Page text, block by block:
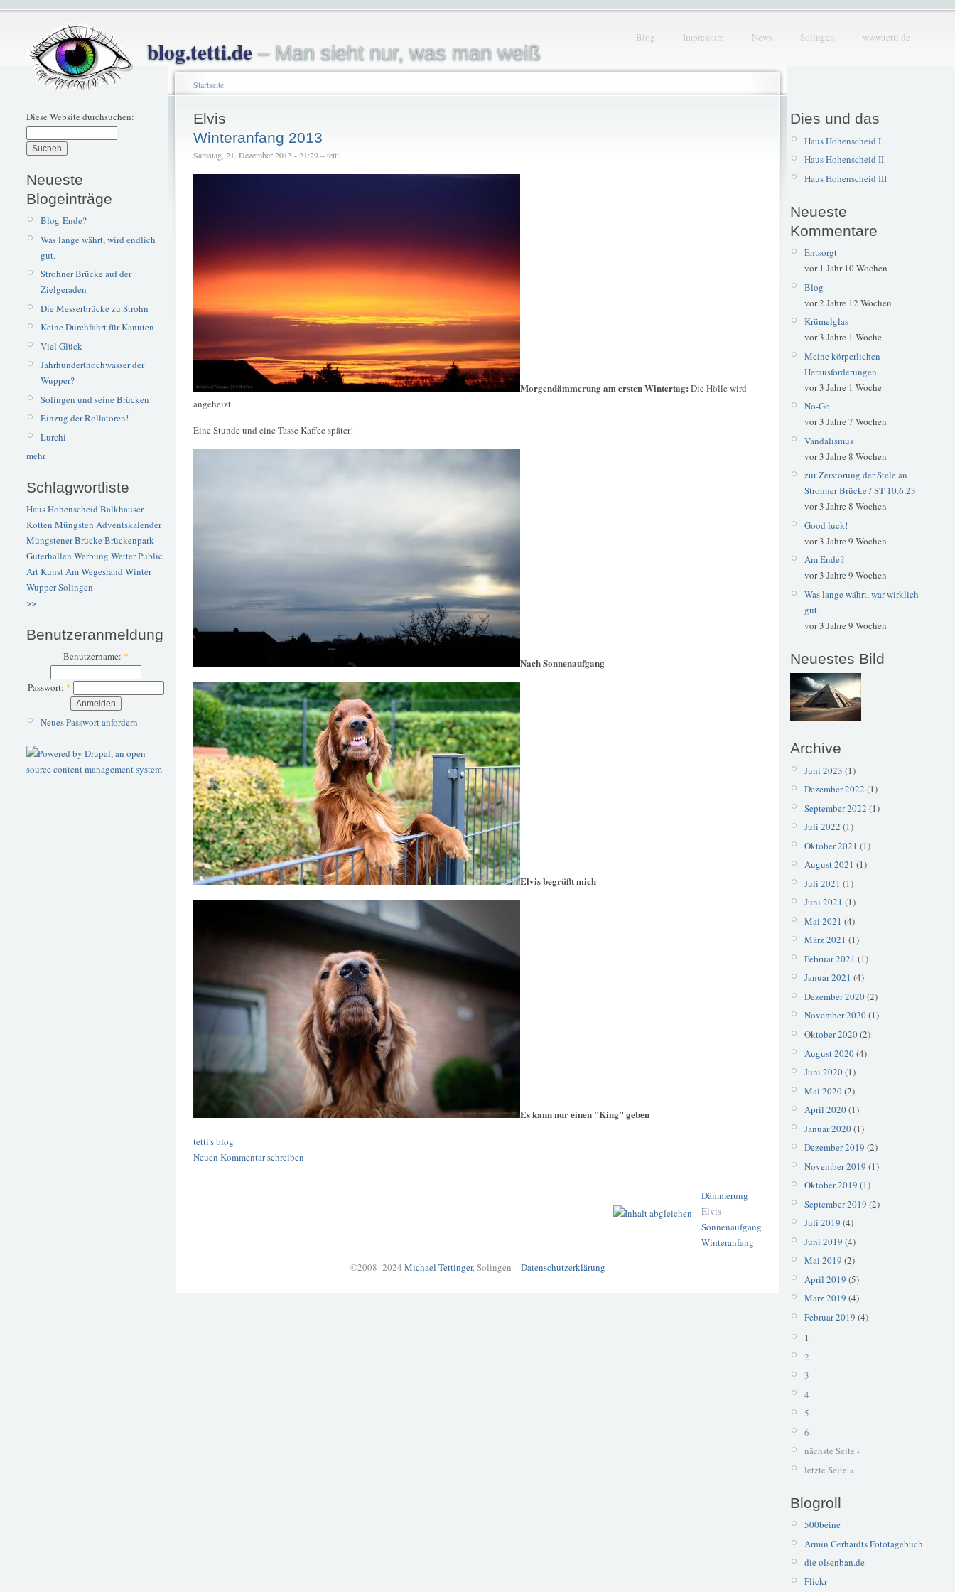
blog.tetti.de– Man sieht nur, was man weiß
Blog Impressum News Solingen www.tetti.de
Diese Website durchsuchen:
Neueste
Blogeinträge
Blog-Ende?
Was lange währt, wird endlich
gut.
Strohner Brücke auf der
Zielgeraden
Die Messerbrücke zu Strohn
Keine Durchfahrt für Kanuten
Viel Glück
Jahrhunderthochwasser der
Wupper?
Solingen und seine Brücken
Einzug der Rollatoren!
Lurchi
mehr
Schlagwortliste
Haus Hohenscheid Balkhauser
Kotten Müngsten Adventskalender
Müngstener BrückeBrückenpark
Güterhallen Werbung WetterPublic
ArtKunstAm Wegesrand Winter
WupperSolingen
>>
Benutzeranmeldung
Benutzername: *
Passwort: *
Neues Passwort anfordern
Startseite
Elvis
Winteranfang 2013
Samstag, 21. Dezember 2013 - 21:29 – tetti
Morgendämmerung am ersten Wintertag: Die Hölle wird
angeheizt
Eine Stunde und eine Tasse Kaffee später!
Nach Sonnenaufgang
Elvis begrüßt mich
Es kann nur einen "King" geben
tetti's blog
Neuen Kommentar schreiben
Dämmerung
Elvis
Sonnenaufgang
Winteranfang
©2008–2024 Michael Tettinger, Solingen –Datenschutzerklärung
Dies und das
Haus Hohenscheid I
Haus Hohenscheid II
Haus Hohenscheid III
Neueste
Kommentare
Entsorgt
vor 1 Jahr 10 Wochen
Blog
vor 2 Jahre 12 Wochen
Krümelglas
vor 3 Jahre 1 Woche
Meine körperlichen
Herausforderungen
vor 3 Jahre 1 Woche
No-Go
vor 3 Jahre 7 Wochen
Vandalismus
vor 3 Jahre 8 Wochen
zur Zerstörung der Stele an
Strohner Brücke / ST 10.6.23
vor 3 Jahre 8 Wochen
Good luck!
vor 3 Jahre 9 Wochen
Am Ende?
vor 3 Jahre 9 Wochen
Was lange währt, war wirklich
gut.
vor 3 Jahre 9 Wochen
Neuestes Bild
Archive
Juni 2023 (1)
Dezember 2022 (1)
September 2022 (1)
Juli 2022 (1)
Oktober 2021 (1)
August 2021 (1)
Juli 2021 (1)
Juni 2021 (1)
Mai 2021 (4)
März 2021 (1)
Februar 2021 (1)
Januar 2021 (4)
Dezember 2020(2)
November 2020(1)
Oktober 2020(2)
August 2020(4)
Juni 2020(1)
Mai 2020(2)
April 2020(1)
Januar 2020(1)
Dezember 2019 (2)
November 2019 (1)
Oktober 2019 (1)
September 2019 (2)
Juli 2019 (4)
Juni 2019 (4)
Mai 2019 (2)
April 2019 (5)
März 2019 (4)
Februar 2019 (4)
1
2
3
4
5
6
nächste Seite ›
letzte Seite »
Blogroll
500beine
Armin Gerhardts Fototagebuch
die olsenban.de
Flickr